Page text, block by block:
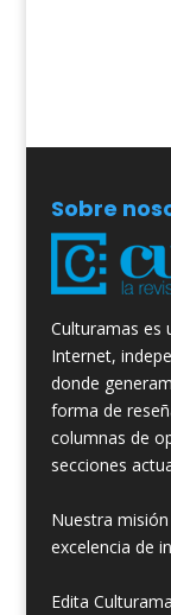
Sobre
Culturamas es
Internet,
donde
forma de
columnas de
secciones
Nuestra
excelencia de
Edita